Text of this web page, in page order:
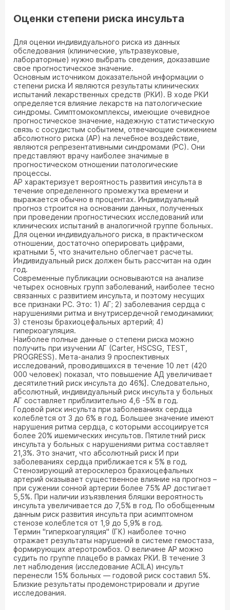
Оценки степени риска инсульта
Для оценки индивидуального риска из данных
обследования (клинические, ультразвуковые,
лабораторные) нужно выбрать сведения, доказавшие
свое прогностическое значение.
Основным источником доказательной информации о
степени риска И являются результаты клинических
испытаний лекарственных средств (РКИ). В ходе РКИ
определяется влияние лекарств на патологические
синдромы. Симптомокомплексы, имеющие очевидное
прогностическое значение, надежную статистическую
связь с сосудистым событием, отвечающие снижением
абсолютного риска (АР) на лечебное воздействие,
являются репрезентативными синдромами (РС). Они
представляют врачу наиболее значимые в
прогностическом отношении патологические
процессы.
АР характеризует вероятность развития инсульта в
течение определенного промежутка времени и
выражается обычно в процентах. Индивидуальный
прогноз строится на основании данных, полученных
при проведении прогностических исследований или
клинических испытаний в аналогичной группе больных.
Для оценки индивидуального риска, в практическом
отношении, достаточно оперировать цифрами,
кратными 5, что значительно облегчает расчеты.
Индивидуальный риск должен быть рассчитан на один
год.
Современные публикации основываются на анализе
четырех основных групп заболеваний, наиболее тесно
связанных с развитием инсульта, и поэтому несущих
все признаки РС. Это: 1) АГ; 2) заболевания сердца с
нарушениями ритма и внутрисердечной гемодинамики;
3) стенозы брахиоцефальных артерий; 4)
гиперкоагуляция.
Наиболее полные данные о степени риска можно
получить при изучении АГ (Carter, HSCSG, TEST,
PROGRESS). Мета-анализ 9 проспективных
исследований, проводившихся в течение 10 лет (420
000 человек) показал, что повышение АД увеличивает
десятилетний риск инсульта до 46%]. Следовательно,
абсолютный, индивидуальный риск инсульта у больных
АГ составляет приблизительно 4,6 -5% в год.
Годовой риск инсульта при заболеваниях сердца
колеблется от 3 до 6% в год. Большее значение имеют
нарушения ритма сердца, с которыми ассоциируется
более 20% ишемических инсультов. Пятилетний риск
инсульта у больных с нарушениями ритма составляет
21,3%. Это значит, что абсолютный риск И при
заболеваниях сердца приближается к 5% в год.
Стенозирующий атеросклероз брахиоцефальных
артерий оказывает существенное влияние на прогноз –
при сужении сонной артерии более 75% АР достигает
5,5%. При наличии изъязвления бляшки вероятность
инсульта увеличивается до 7,5% в год. По обобщенным
данным риск развития инсульта при асимптомном
стенозе колеблется от 1,9 до 5,9% в год.
Термин "гиперкоагуляция" (ГК) наиболее точно
отражает результаты нарушений в системе гемостаза,
формирующих атеротромбоз. О величине АР можно
судить по группе плацебо в рамках РКИ. В течение 3
лет наблюдения (исследование ACILA) инсульт
перенесли 15% больных — годовой риск составил 5%.
Близкие результаты продемонстрировали и другие
исследования.